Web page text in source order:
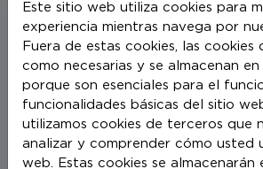
estructurar, colocar y gestionar
fideicomisos con una amplia
Este sitio web utiliza cookies para
experiencia mientras navega por
Fuera de estas cookies, las cookies
como necesarias y se almacenan
porque son esenciales para el
funcionalidades básicas del sitio
utilizamos cookies de terceros que
analizar y comprender cómo usted
web. Estas cookies se almacenarán